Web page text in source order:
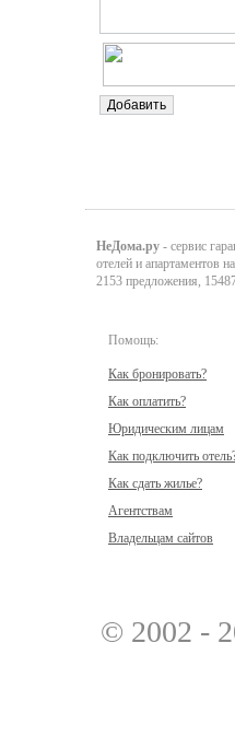
НеДома.ру - сервис
отелей и апартаментов
2153 предложения,
Помощь:
Как бронировать?
Как оплатить?
Юридическим лицам
Как подключить
Как сдать жилье?
Агентствам
Владельцам сайтов
© 2002 -